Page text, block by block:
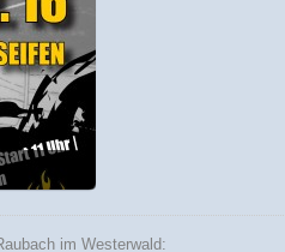
im Westerwald: